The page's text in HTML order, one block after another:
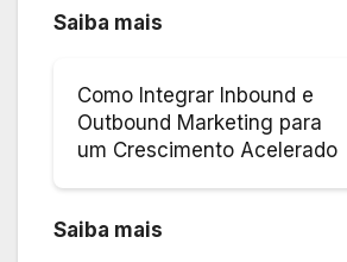
Saiba mais
Como Integrar Inbound e
Outbound Marketing para
um Crescimento Acelerado
Saiba mais